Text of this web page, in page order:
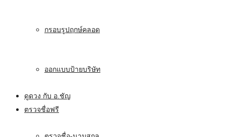
กรอบรูปฤกษ์คลอด
ออกแบบป้ายบริษัท
ดูดวง กับ อ.ชัญ
ตรวจชื่อฟรี